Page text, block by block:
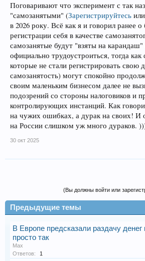
Поговаривают что эксперимент с так
"самозанятыми" (Зарегистрируйтесь или
в 2026 року. Всё как я и говорил ранее
регистрации себя в качестве
самозанятые будут "взяты на
официально трудоустроиться, тогда
которые не стали регистрировать свою
самозанятость) могут спокойно
своим маленьким бизнесом далее не
подозрений со стороны налоговиков и
контролирующих инстанций. Как
на чужих ошибках, а дурак на своих! И
на России слишком уж много дураков.
30 окт 2025
(Вы должны войти или
Предыдущие темы
В Европе предсказали раздачу
просто так
Max
Ответов:
1